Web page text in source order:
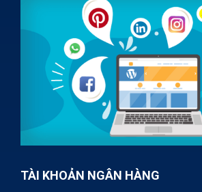
TÀI KHOẢN NGÂN HÀNG